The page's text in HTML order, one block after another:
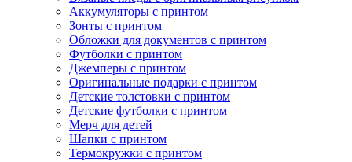
Аккумуляторы с принтом
Зонты с принтом
Обложки для документов с принтом
Футболки с принтом
Джемперы с принтом
Оригинальные подарки с принтом
Детские толстовки с принтом
Детские футболки с принтом
Мерч для детей
Шапки с принтом
Термокружки с принтом